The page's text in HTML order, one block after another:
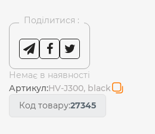
Поділитися :
Немає в наявності
Артикул:HV-J300, black
Код товару:27345